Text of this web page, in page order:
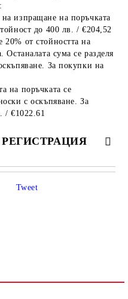
изпращане на поръчката
до 400 лв. / €204,52
от стойността на
Останалата сума се разделя
За покупки на
на поръчката се
с оскъпяване. За
/ €1022.61
4 ПОЛЕТА
Tweet